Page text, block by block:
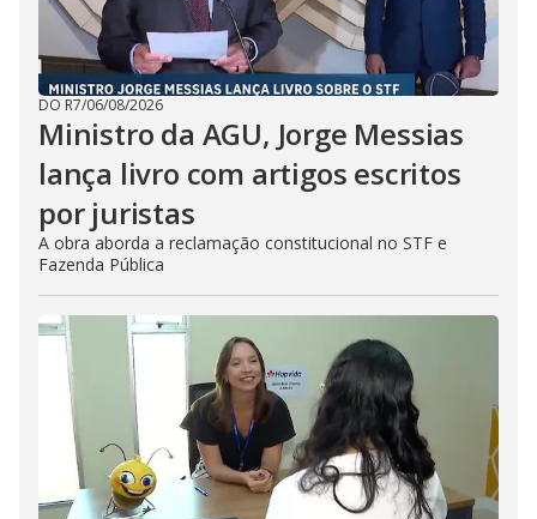
DO R7/06/08/2026
Ministro da AGU, Jorge Messias
lança livro com artigos escritos
por juristas
A obra aborda a reclamação constitucional no STF e
Fazenda Pública